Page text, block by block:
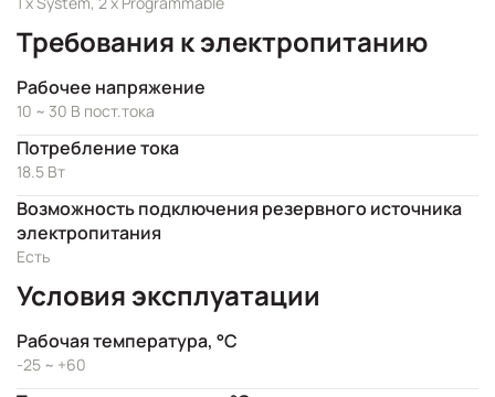
Требования к электропитанию
Рабочее напряжение
10 ~ 30 В пост.тока
Потребление тока
18.5 Вт
Возможность подключения резервного источника
электропитания
Есть
Условия эксплуатации
Рабочая температура, °C
-25 ~ +60